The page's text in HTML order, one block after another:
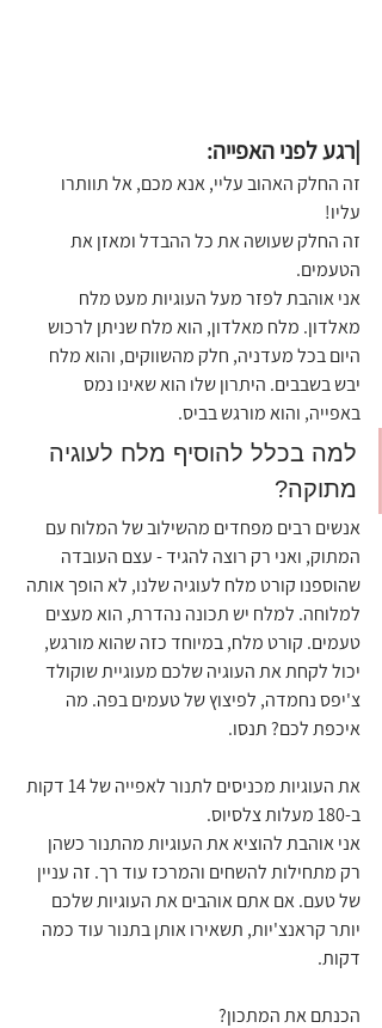
|רגע לפני האפייה:
זה החלק האהוב עליי, אנא מכם, אל תוותרו
עליו!
זה החלק שעושה את כל ההבדל ומאזן את
הטעמים.
אני אוהבת לפזר מעל העוגיות מעט מלח
מאלדון. מלח מאלדון, הוא מלח שניתן לרכוש
היום בכל מעדניה, חלק מהשווקים, והוא מלח
יבש בשבבים. היתרון שלו הוא שאינו נמס
באפייה, והוא מורגש בביס.
למה בכלל להוסיף מלח לעוגיה
מתוקה?
אנשים רבים מפחדים מהשילוב של המלוח עם
המתוק, ואני רק רוצה להגיד - עצם העובדה
שהוספנו קורט מלח לעוגיה שלנו, לא הופך אותה
למלוחה. למלח יש תכונה נהדרת, הוא מעצים
טעמים. קורט מלח, במיוחד כזה שהוא מורגש,
יכול לקחת את העוגיה שלכם מעוגיית שוקולד
צ'יפס נחמדה, לפיצוץ של טעמים בפה. מה
איכפת לכם? תנסו.
את העוגיות מכניסים לתנור לאפייה של 14 דקות
ב-180 מעלות צלסיוס.
אני אוהבת להוציא את העוגיות מהתנור כשהן
רק מתחילות להשחים והמרכז עוד רך. זה עניין
של טעם. אם אתם אוהבים את העוגיות שלכם
יותר קראנצ'יות, תשאירו אותן בתנור עוד כמה
דקות.
הכנתם את המתכון?